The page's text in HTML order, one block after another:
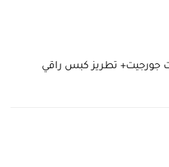
جورجيت+ تطريز كبس راقي